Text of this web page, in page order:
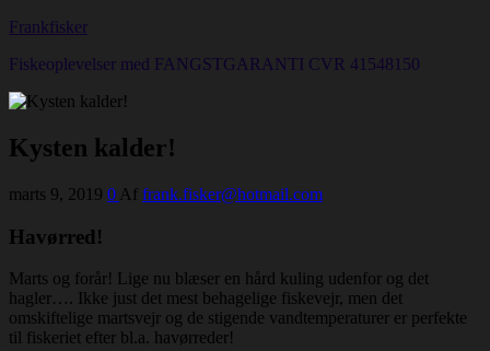
Frankfisker
Fiskeoplevelser med FANGSTGARANTI CVR 41548150
Kysten kalder!
marts 9, 2019 0 Af frank.fisker@hotmail.com
Havørred!
Marts og forår! Lige nu blæser en hård kuling udenfor og det
hagler…. Ikke just det mest behagelige fiskevejr, men det
omskiftelige martsvejr og de stigende vandtemperaturer er perfekte
til fiskeriet efter bl.a. havørreder!